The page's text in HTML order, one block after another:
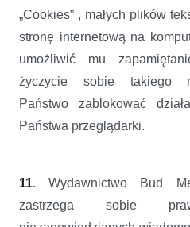
„Cookies” , małych plików
stronę internetową na
umożliwić mu
życzycie sobie takiego
Państwo zablokować
Państwa przeglądarki.
11. Wydawnictwo Bud
zastrzega sobie